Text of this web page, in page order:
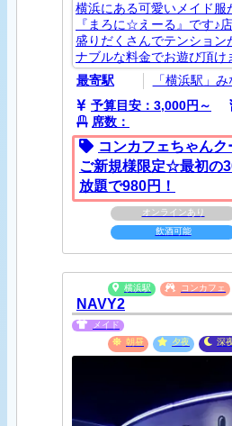
横浜にある可愛いメイド服
『まろに☆えーる』です♪
盛りだくさんでテンション
ナブルな料金でお遊び頂け
最寄駅
「横浜駅」
予算目安：3,000円～
席数：
コンカフェちゃんク
ご新規様限定☆最初の
放題で980円！
オンラインあり
飲酒可能
横浜駅 コンカフェ
NAVY2
メイド
朝昼
夕夜 深